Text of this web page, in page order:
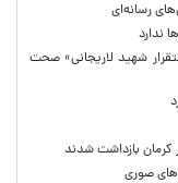
رسانه‌ای
ندارد
شهید لاریجانی» صحت
صوری